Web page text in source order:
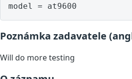
model = at9600
Poznámka zadavatele
Will do more testing